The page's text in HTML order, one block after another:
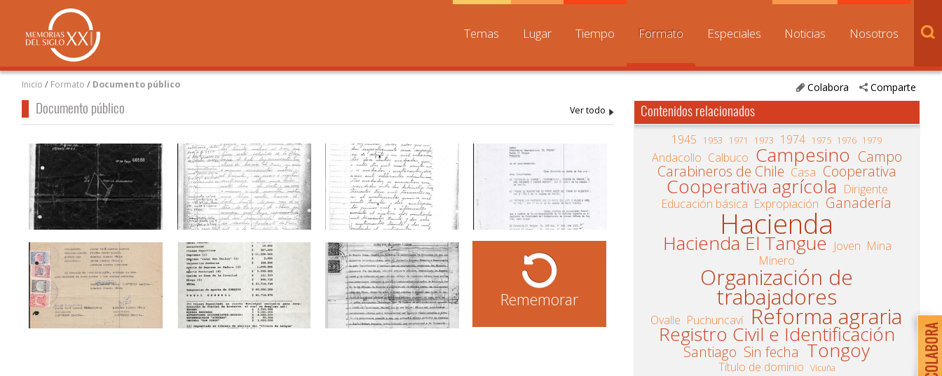
Temas Lugar Tiempo Formato Especiales Noticias Nosotros
Comparte
Colabora
Inicio / Formato / Documento público
Documento público
Rememorar
Contenidos relacionados
1945 1953 1971 1973 1974 1975 1976 1979
Andacollo Calbuco Campesino Campo
Carabineros de Chile Casa Cooperativa
Cooperativa agrícola Dirigente
Educación básica Expropiación Ganadería
Hacienda
Hacienda El Tangue Joven Mina
Minero
Organización de
trabajadores
Ovalle Puchuncaví Reforma agraria
Registro Civil e Identificación
Santiago Sin fecha Tongoy
Título de dominio Vicuña